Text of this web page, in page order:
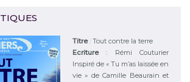
Titre: Tout contre la terre
Ecriture: Rémi Couturier
Inspiré de « Tu m’as laissée en
vie » de Camille Beaurain et